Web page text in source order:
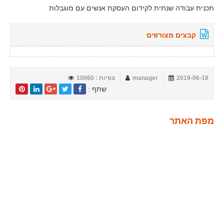
תכנית עבודה שנתית לקידום העסקת אנשים עם מוגבלות
קבצים מצורפים
2019-06-18
manager צפיות : 10060
שתף :
מפת האתר